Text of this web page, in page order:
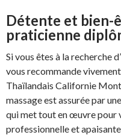
Détente et bien-
praticienne
Si vous êtes à la recherche
vous recommande
Thaïlandais Californie
massage est assurée par
qui met tout en œuvre pour
professionnelle et